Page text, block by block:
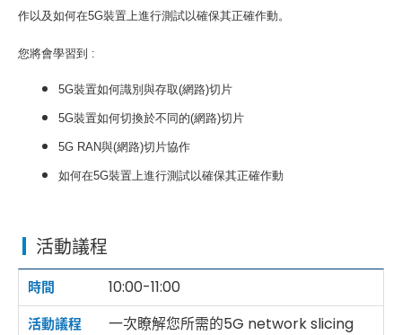
作以及如何在5G裝置上進行測試以確保其正確作動。
您將會學習到 :
5G裝置如何識別與存取(網路)切片
5G裝置如何切換於不同的(網路)切片
5G RAN與(網路)切片協作
如何在5G裝置上進行測試以確保其正確作動
活動議程
10:00-11:00
一次瞭解您所需的5G network slicing